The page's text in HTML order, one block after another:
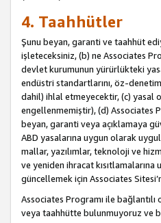
4. Taahhütler
Şunu beyan, garanti ve taahhüt
işleteceksiniz, (b) ne Associates
devlet kurumunun yürürlükteki
endüstri standartlarını, öz-
dahil) ihlal etmeyecektir, (c) yasal
engellenmemiştir), (d) Associates
beyan, garanti veya açıklamaya
ABD yasalarına uygun olarak
mallar, yazılımlar, teknoloji ve
ve yeniden ihracat
güncellemek için Associates
Associates Programı ile
veya taahhütte bulunmuyoruz ve